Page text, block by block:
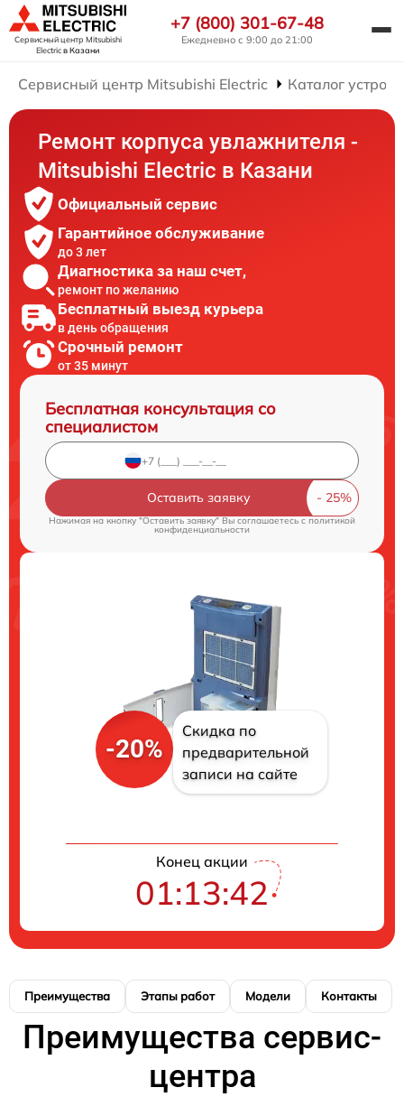
Сервисный центр Mitsubishi
Electricв Казани
+7 (800) 301-67-48
Ежедневно с 9:00 до 21:00
Сервисный центр Mitsubishi Electric Каталог
Ремонт корпуса увлажнителя -
Mitsubishi Electric в Казани
Официальный сервис
Гарантийное обслуживание
до 3 лет
Диагностика за наш счет,
ремонт по желанию
Бесплатный выезд курьера
в день обращения
Срочный ремонт
от 35 минут
Бесплатная консультация со
специалистом
Оставить заявку
Нажимая на кнопку "Оставить заявку" Вы соглашаетесь c политикой
конфиденциальности
-20%
Скидка по
предварительной
записи на сайте
Конец акции
01:13:41
Преимущества Этапы работ Модели Контакты
Преимущества сервис-
центра